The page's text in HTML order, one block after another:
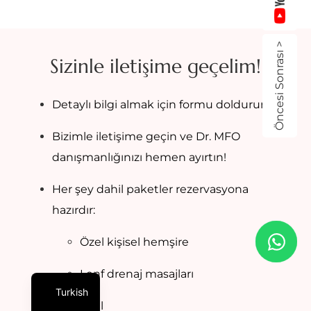
Sizinle iletişime geçelim!
Detaylı bilgi almak için formu doldurun!
Bizimle iletişime geçin ve Dr. MFO
danışmanlığınızı hemen ayırtın!
Her şey dahil paketler rezervasyona
hazırdır:
Özel kişisel hemşire
Lenf drenaj masajları
Öncesi Sonrası >
Turkish